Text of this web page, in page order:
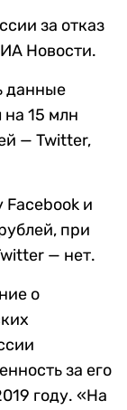
за отказ
Новости.
данные
15 млн
— Twitter,
Facebook и
при
— нет.
о
за его
году. «На